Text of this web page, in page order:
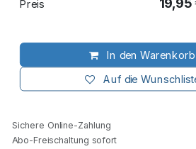
In den Warenkorb
Auf die
Preis 19,95
Sichere Online-Zahlung
Abo-Freischaltung sofort